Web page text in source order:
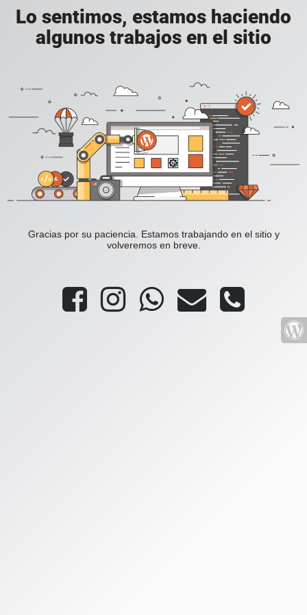
Lo sentimos, estamos haciendo
algunos trabajos en el sitio
Gracias por su paciencia. Estamos trabajando en el sitio y
volveremos en breve.